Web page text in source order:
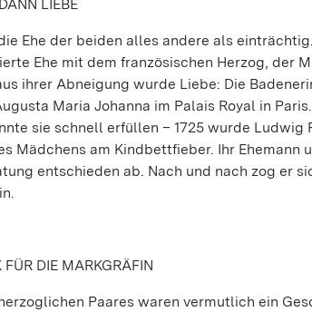
LIEBE
Ehe der beiden alles andere als
Ehe mit dem französischen Herzog, der
ihrer Abneigung wurde Liebe: Die
Maria Johanna im Palais Royal in
sie schnell erfüllen – 1725 wurde
Mädchens am Kindbettfieber. Ihr
entschieden ab. Nach und nach zog er
FÜR DIE MARKGRÄFIN
Paares waren vermutlich ein